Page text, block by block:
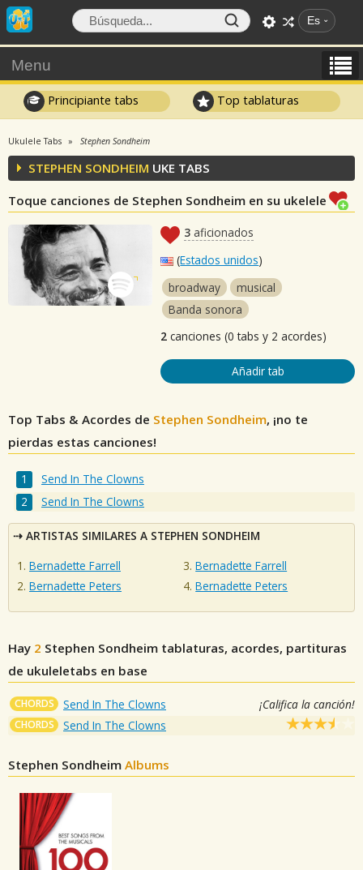
Es
Menu
Principiante tabs Top tablaturas
Ukulele Tabs Stephen Sondheim
STEPHEN SONDHEIM UKE TABS
Toque canciones de Stephen Sondheim en su ukelele
3 aficionados
(Estados unidos)
broadway
musical
Banda sonora
2 canciones (0 tabs y 2 acordes)
Añadir tab
Top Tabs & Acordes de Stephen Sondheim, ¡no te
pierdas estas canciones!
Send In The Clowns
Send In The Clowns
ARTISTAS SIMILARES A STEPHEN SONDHEIM
Bernadette Farrell
Bernadette Peters
Bernadette Farrell
Bernadette Peters
Hay 2 Stephen Sondheim tablaturas, acordes, partituras
de ukuleletabs en base
CHORDS Send In The Clowns ¡Califica la canción!
CHORDS Send In The Clowns
Stephen Sondheim Albums